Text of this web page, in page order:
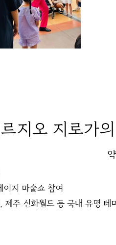
지오 지로가
지 마술쇼 참여
주 신화월드 등 국내 유명 테